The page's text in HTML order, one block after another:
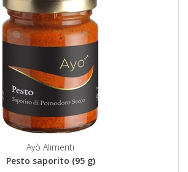
Ayò Alimenti
Pesto saporito (95 g)